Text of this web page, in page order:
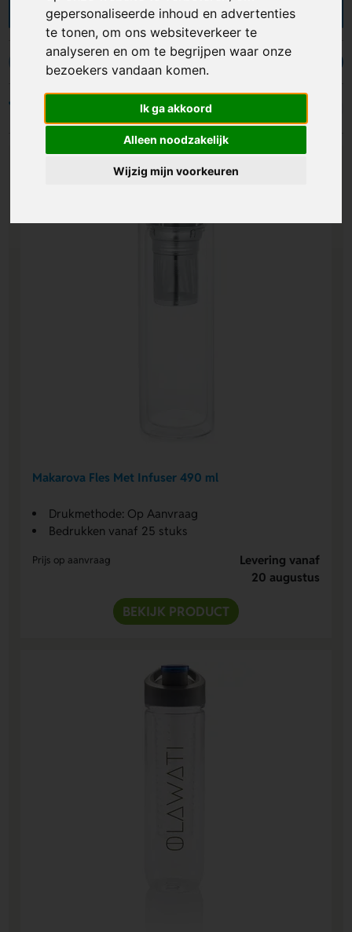
gepersonaliseerde inhoud en advertenties
te tonen, om ons websiteverkeer te
analyseren en om te begrijpen waar onze
bezoekers vandaan komen.
Ik ga akkoord
Alleen noodzakelijk
Wijzig mijn voorkeuren
drinkflessen kun je bij mokken.nl laten bedrukken
met je bedrijfsnaam of logo. Hiermee maak je er
een leuk presentje van voor klanten of gasten
om je merknaam meer bekendheid te geven. De
infuser drinkflessen zijn verkrijgbaar in
verschillende uitvoeringen met een inhoud
variërend van 300 tot 850 ml.
Infuser drinkflessen Heupflessen
Makarova Fles Met Infuser 490 ml
Drukmethode: Op Aanvraag
Bedrukken vanaf 25 stuks
Prijs op aanvraag
Levering vanaf
20 augustus
BEKIJK PRODUCT